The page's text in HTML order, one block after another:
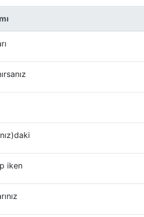
iken